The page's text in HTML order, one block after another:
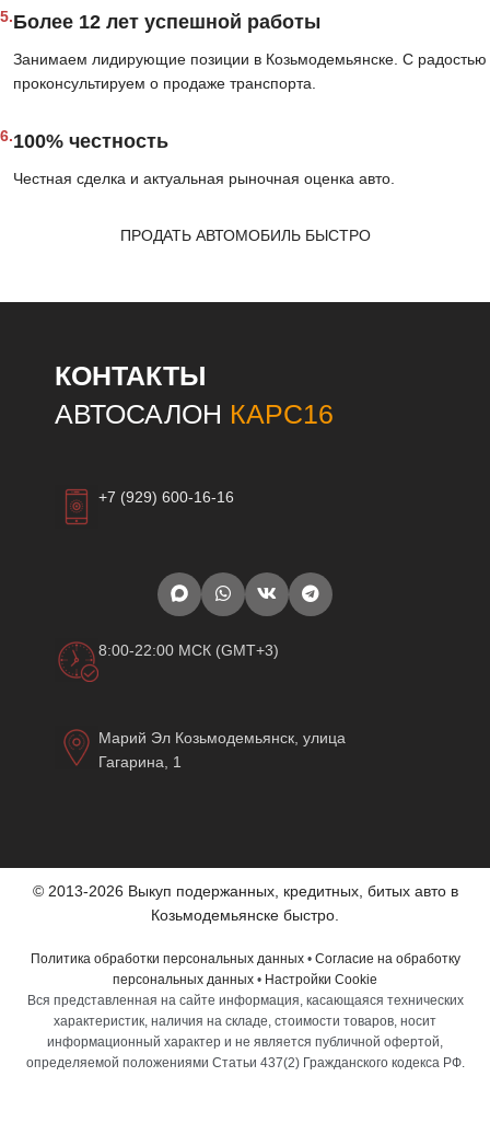
5.Более 12 лет успешной работы
Занимаем лидирующие позиции в Козьмодемьянске. С радостью
проконсультируем о продаже транспорта.
6.100% честность
Честная сделка и актуальная рыночная оценка авто.
ПРОДАТЬ АВТОМОБИЛЬ БЫСТРО
КОНТАКТЫ
АВТОСАЛОН КАРС16
+7 (929) 600-16-16
8:00-22:00 МСК (GMT+3)
Марий Эл Козьмодемьянск, улица
Гагарина, 1
© 2013-2026 Выкуп подержанных, кредитных, битых авто в
Козьмодемьянске быстро.
Политика обработки персональных данных• Согласие на обработку
персональных данных • Настройки Cookie
Вся представленная на сайте информация, касающаяся технических
характеристик, наличия на складе, стоимости товаров, носит
информационный характер и не является публичной офертой,
определяемой положениями Статьи 437(2) Гражданского кодекса РФ.